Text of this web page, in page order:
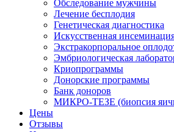
Обследование мужчины
Лечение бесплодия
Генетическая диагностика
Искусственная
Экстракорпоральное
Эмбриологическая
Криопрограммы
Донорские программы
Банк доноров
МИКРО-ТЕЗЕ (биопсия
Цены
Отзывы